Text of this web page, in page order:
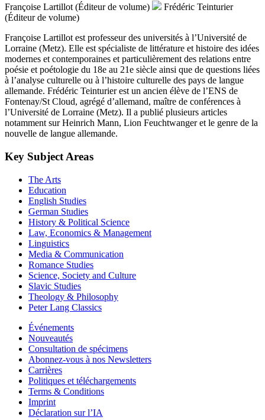
Françoise Lartillot (Éditeur de volume)
Françoise Lartillot est professeur des universités à l’Université de
Lorraine (Metz). Elle est spécialiste de littérature et histoire des idées
modernes et contemporaines et particulièrement des relations entre
poésie et poétologie du 18e au 21e siècle ainsi que de questions liées
à l’analyse culturelle ou à l’histoire culturelle des pays de langue
allemande. Frédéric Teinturier est un ancien élève de l’ENS de
Fontenay/St Cloud, agrégé d’allemand, maître de conférences à
l’Université de Lorraine (Metz). Il a publié plusieurs articles
notamment sur Heinrich Mann, Lion Feuchtwanger et le genre de la
Key Subject Areas
The Arts
Education
English Studies
German Studies
History & Political Science
Law, Economics & Management
Linguistics
Media & Communication
Romance Studies
Science, Society and Culture
Slavic Studies
Theology & Philosophy
Événements
Nouveautés
Consultation de spécimens
Abonnez-vous à nos Newsletters
Carrières
Politiques et téléchargements
Terms & Conditions
Imprint